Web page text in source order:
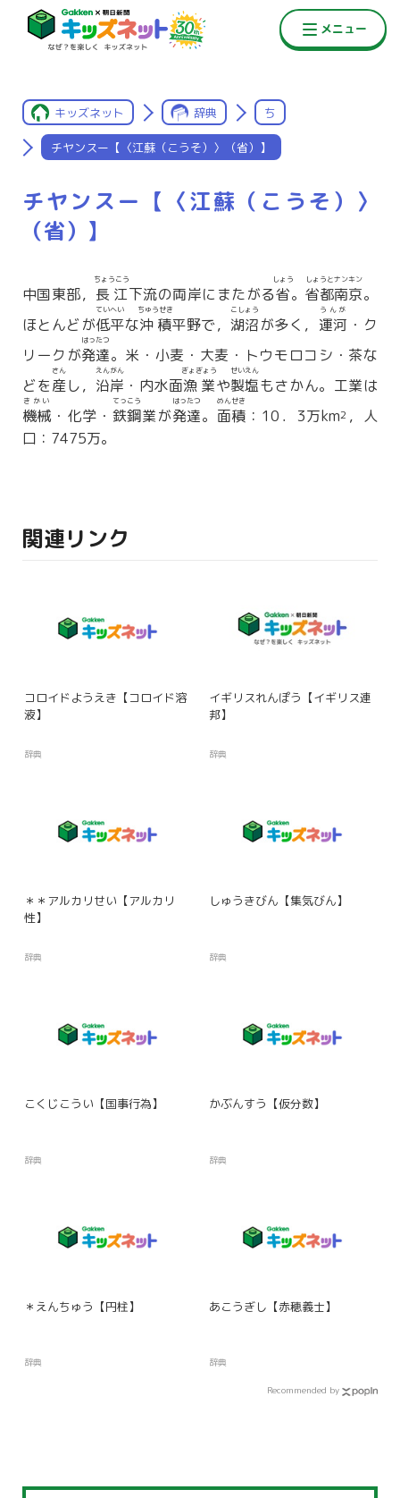
キッズネット 辞典 ち
チヤンスー【〈江蘇（こうそ）〉（省）】
チヤンスー【〈江蘇（こうそ）〉
（省）】
中国東部， 長江
ちょうこう
下流の両岸にまたがる省
しょう
。 省都
しょうと
南京
ナンキン
。
ほとんどが低平
ていへい
な沖積
ちゅうせき
平野で， 湖沼
こしょう
が多く， 運河
うんが
・ク
リークが発達
はったつ
。米・小麦・大麦・トウモロコシ・茶な
どを産
さん
し， 沿岸
えんがん
・内水面漁業
ぎょぎょう
や製塩
せいえん
もさかん。工業は
機械
きかい
・化学・ 鉄鋼
てっこう
業が発達
はったつ
。 面積
めんせき
：10．3万km2 ，人
口：7475万。
関連リンク
コロイドようえき【コロイド溶
液】
辞典
イギリスれんぽう【イギリス連
邦】
辞典
＊＊アルカリせい【アルカリ
性】
辞典
しゅうきびん【集気びん】
辞典
こくじこうい【国事行為】
辞典
かぶんすう【仮分数】
辞典
＊えんちゅう【円柱】
辞典
あこうぎし【赤穂義士】
辞典
Recommended by